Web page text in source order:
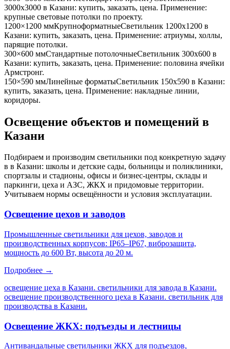
3000x3000 в Казани: купить, заказать, цена. Применение:
крупные световые потолки по проекту.
1200×1200 ммКрупноформатныеСветильник 1200x1200 в
Казани: купить, заказать, цена. Применение: атриумы, холлы,
парящие потолки.
300×600 ммСтандартные потолочныеСветильник 300x600 в
Казани: купить, заказать, цена. Применение: половина ячейки
Армстронг.
150×590 ммЛинейные форматыСветильник 150x590 в Казани:
купить, заказать, цена. Применение: накладные линии,
коридоры.
Освещение объектов и помещений в
Казани
Подбираем и производим светильники под конкретную задачу
в в Казани: школы и детские сады, больницы и поликлиники,
спортзалы и стадионы, офисы и бизнес-центры, склады и
паркинги, цеха и АЗС, ЖКХ и придомовые территории.
Учитываем нормы освещённости и условия эксплуатации.
Освещение цехов и заводов
Промышленные светильники для цехов, заводов и
производственных корпусов: IP65–IP67, виброзащита,
мощность до 600 Вт, высота до 20 м.
Подробнее →
освещение цеха в Казани. светильники для завода в Казани.
освещение производственного цеха в Казани. светильник для
производства в Казани.
Освещение ЖКХ: подъезды и лестницы
Антивандальные светильники ЖКХ для подъездов,